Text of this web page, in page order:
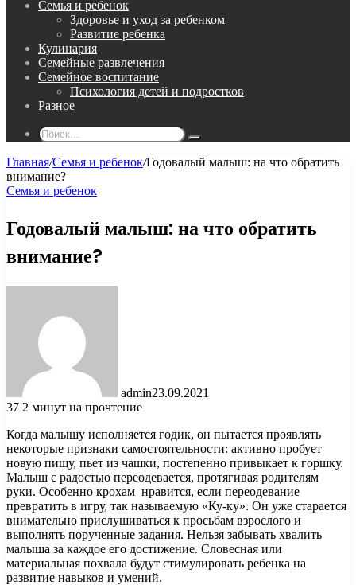
Семья и ребенок
Здоровье и уход за ребенком
Развитие ребенка
Кулинария
Семейные развлечения
Семейное воспитание
Психология детей и подростков
Разное
Поиск...
Главная/Семья и ребенок/Годовалый малыш: на что обратить
внимание?
Семья и ребенок
Годовалый малыш: на что обратить
внимание?
admin23.09.2021
37 2 минут на прочтение
Когда малышу исполняется годик, он пытается проявлять
некоторые признаки самостоятельности: активно пробует
новую пищу, пьет из чашки, постепенно привыкает к горшку.
Малыш с радостью переодевается, протягивая родителям
руки. Особенно крохам нравится, если переодевание
превратить в игру, так называемую «Ку-ку». Он уже старается
внимательно прислушиваться к просьбам взрослого и
выполнять порученные задания. Нельзя забывать хвалить
малыша за каждое его достижение. Словесная или
материальная похвала будут стимулировать ребенка на
развитие навыков и умений.